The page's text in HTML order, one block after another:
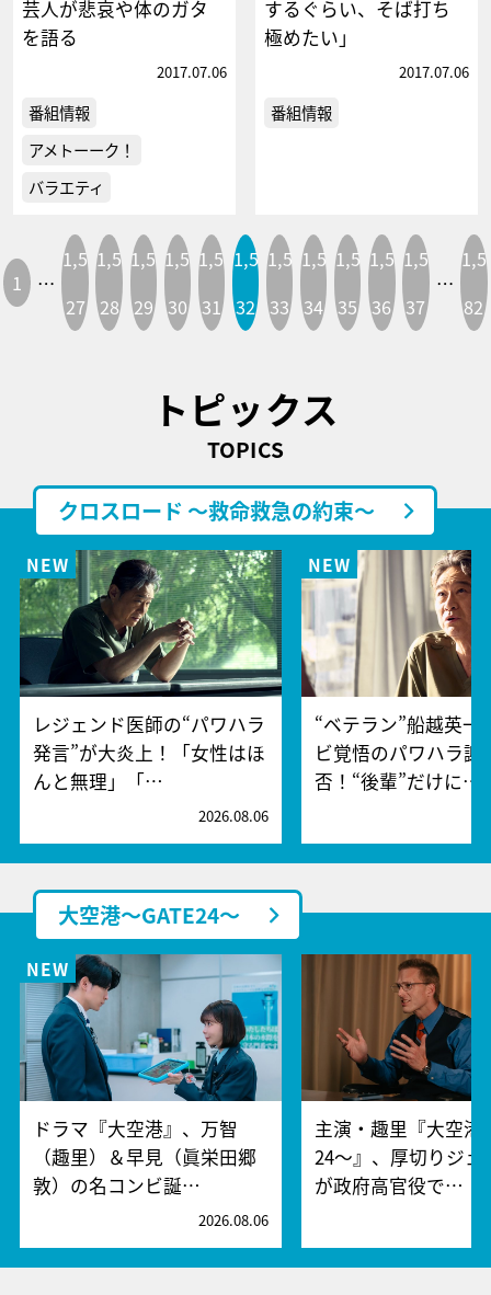
芸人が悲哀や体のガタ
を語る
2017.07.06
番組情報
アメトーーク！
バラエティ
するぐらい、そば打ち
極めたい」
2017.07.06
番組情報
1 …
1,5
27
1,5
28
1,5
29
1,5
30
1,5
31
1,5
32
1,5
33
1,5
34
1,5
35
1,5
36
1,5
37
…
1,5
82
トピックス
TOPICS
クロスロード ～救命救急の約束～
レジェンド医師の“パワハラ
発言”が大炎上！「女性はほ
んと無理」「…
2026.08.06
“ベテラン”船越英一
ビ覚悟のパワハラ謝
否！“後輩”だけに…
大空港～GATE24～
ドラマ『大空港』、万智
（趣里）＆早見（眞栄田郷
敦）の名コンビ誕…
2026.08.06
主演・趣里『大空港
24～』、厚切りジェ
が政府高官役で…